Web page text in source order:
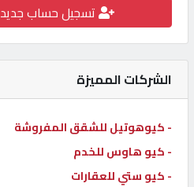
شركات
مميزة
إبحث
إتصل
بنا
تسجيل حساب جديد
الشركات المميزة
- كيوهوتيل للشقق المفروشة
- كيو هاوس للخدم
- كيو ستي للعقارات